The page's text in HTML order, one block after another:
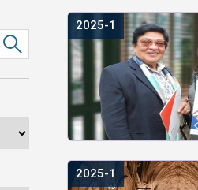
2025-1
2025-1